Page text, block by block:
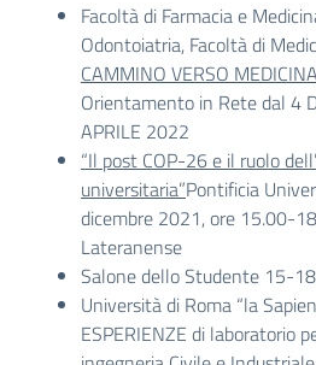
Facoltà di Farmacia e
Odontoiatria, Facoltà di
CAMMINO VERSO MEDICINA
Orientamento in Rete dal 4
APRILE 2022
“Il post COP-26 e il ruolo
universitaria”Pontificia
dicembre 2021, ore 15.00-
Lateranense
Salone dello Studente 15-
Università di Roma “la
ESPERIENZE di laboratorio